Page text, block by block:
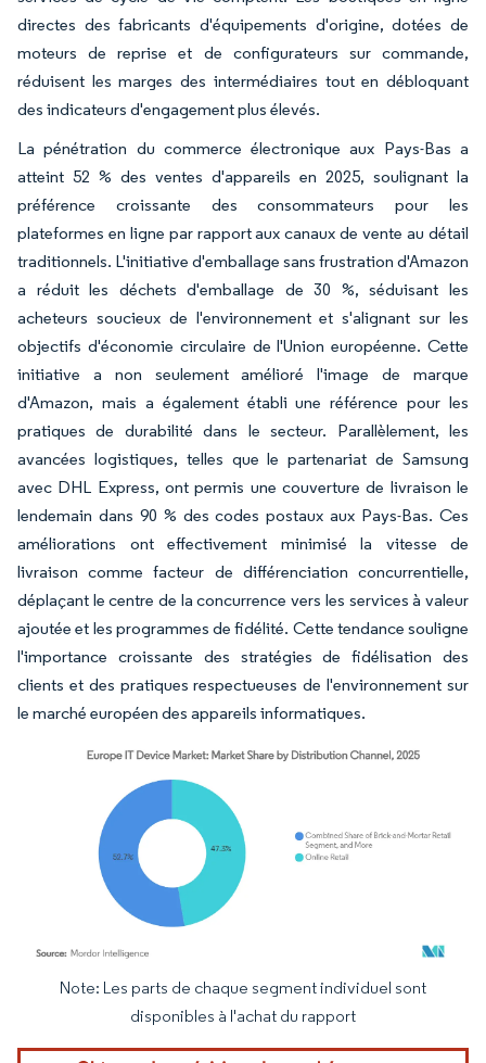
directes des fabricants d'équipements d'origine, dotées de
moteurs de reprise et de configurateurs sur commande,
réduisent les marges des intermédiaires tout en débloquant
des indicateurs d'engagement plus élevés.
La pénétration du commerce électronique aux Pays-Bas a
atteint 52 % des ventes d'appareils en 2025, soulignant la
préférence croissante des consommateurs pour les
plateformes en ligne par rapport aux canaux de vente au détail
traditionnels. L'initiative d'emballage sans frustration d'Amazon
a réduit les déchets d'emballage de 30 %, séduisant les
acheteurs soucieux de l'environnement et s'alignant sur les
objectifs d'économie circulaire de l'Union européenne. Cette
initiative a non seulement amélioré l'image de marque
d'Amazon, mais a également établi une référence pour les
pratiques de durabilité dans le secteur. Parallèlement, les
avancées logistiques, telles que le partenariat de Samsung
avec DHL Express, ont permis une couverture de livraison le
lendemain dans 90 % des codes postaux aux Pays-Bas. Ces
améliorations ont effectivement minimisé la vitesse de
livraison comme facteur de différenciation concurrentielle,
déplaçant le centre de la concurrence vers les services à valeur
ajoutée et les programmes de fidélité. Cette tendance souligne
l'importance croissante des stratégies de fidélisation des
clients et des pratiques respectueuses de l'environnement sur
le marché européen des appareils informatiques.
Image © Mordor Intelligence. La réutilisation nécessite une attribution sous CC BY
Note: Les parts de chaque segment individuel sont
disponibles à l'achat du rapport